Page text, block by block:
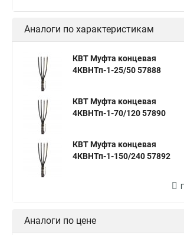
Аналоги по характеристикам
КВТ Муфта концевая
4КВНТп-1-25/50 57888
КВТ Муфта концевая
4КВНТп-1-70/120 57890
КВТ Муфта концевая
4КВНТп-1-150/240 57892
Аналоги по цене